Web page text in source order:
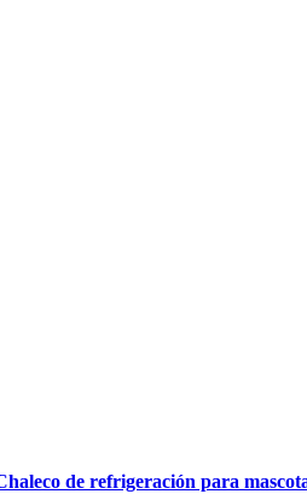
de refrigeración para